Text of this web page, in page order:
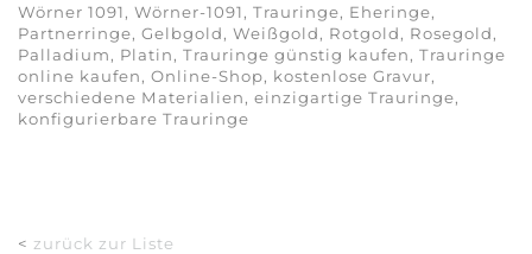
Wörner 1091, Wörner-1091, Trauringe, Eheringe,
Partnerringe, Gelbgold, Weißgold, Rotgold, Rosegold,
Palladium, Platin, Trauringe günstig kaufen, Trauringe
online kaufen, Online-Shop, kostenlose Gravur,
verschiedene Materialien, einzigartige Trauringe,
konfigurierbare Trauringe
< zurück zur Liste